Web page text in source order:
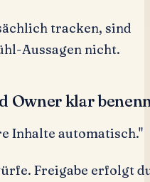
tracken, sind
Aussagen nicht.
Owner klar
Inhalte automatisch."
Freigabe erfolgt